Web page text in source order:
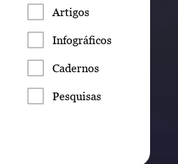
Artigos
Infográficos
Cadernos
Pesquisas